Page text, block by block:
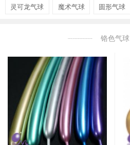
灵可龙气球 魔术气球 圆形气球
铬色气球